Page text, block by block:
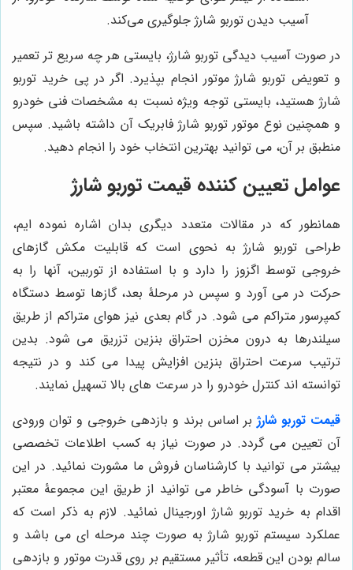
آسیب دیدن توربو شارژ جلوگیری می‌کند.
در صورت آسیب دیدگی توربو شارژ، بایستی هر چه سریع تر تعمیر
و تعویض توربو شارژ موتور انجام بپذیرد. اگر در پی خرید توربو
شارژ هستید، بایستی توجه ویژه نسبت به مشخصات فنی خودرو
و همچنین نوع موتور توربو شارژ فابریک آن داشته باشید. سپس
منطبق بر آن، می توانید بهترین انتخاب خود را انجام دهید.
عوامل تعیین کننده قیمت توربو شارژ
همانطور که در مقالات متعدد دیگری بدان اشاره نموده ایم،
طراحی توربو شارژ به نحوی است که قابلیت مکش گازهای
خروجی توسط اگزوز را دارد و با استفاده از توربین، آنها را به
حرکت در می آورد و سپس در مرحلۀ بعد، گازها توسط دستگاه
کمپرسور متراکم می شود. در گام بعدی نیز هوای متراکم از طریق
سیلندرها به درون مخزن احتراق بنزین تزریق می شود. بدین
ترتیب سرعت احتراق بنزین افزایش پیدا می کند و در نتیجه
توانسته اند کنترل خودرو را در سرعت های بالا تسهیل نمایند.
قیمت توربو شارژ بر اساس برند و بازدهی خروجی و توان ورودی
آن تعیین می گردد. در صورت نیاز به کسب اطلاعات تخصصی
بیشتر می توانید با کارشناسان فروش ما مشورت نمائید. در این
صورت با آسودگی خاطر می توانید از طریق این مجموعۀ معتبر
اقدام به خرید توربو شارژ اورجینال نمائید. لازم به ذکر است که
عملکرد سیستم توربو شارژ به صورت چند مرحله ای می باشد و
سالم بودن این قطعه، تأثیر مستقیم بر روی قدرت موتور و بازدهی